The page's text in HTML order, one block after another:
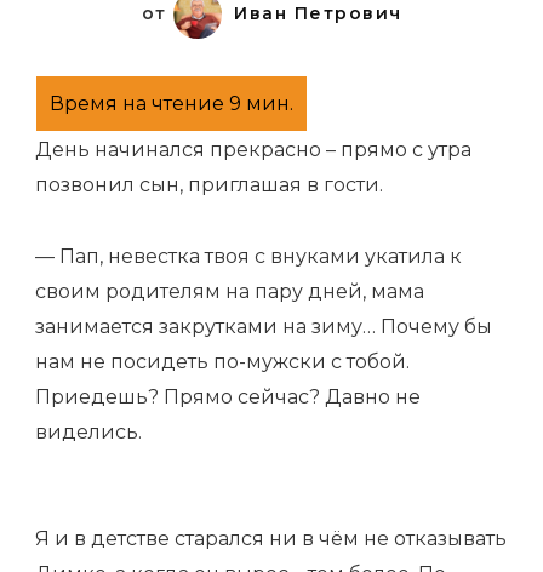
от Иван Петрович
День начинался прекрасно – прямо с утра
позвонил сын, приглашая в гости.
— Пап, невестка твоя с внуками укатила к
своим родителям на пару дней, мама
занимается закрутками на зиму… Почему бы
нам не посидеть по-мужски с тобой.
Приедешь? Прямо сейчас? Давно не
виделись.
Я и в детстве старался ни в чём не отказывать